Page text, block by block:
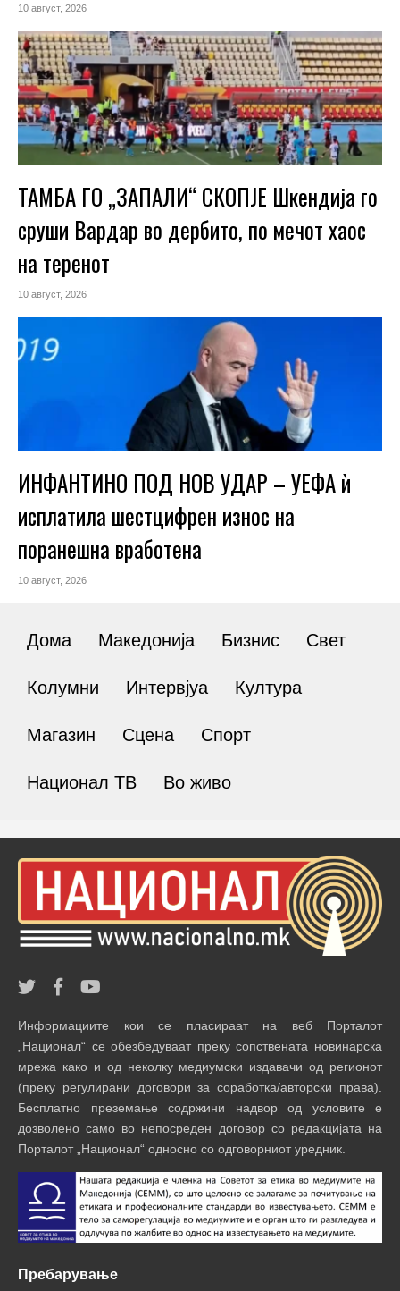
10 август, 2026
ТАМБА ГО „ЗАПАЛИ“ СКОПЈЕ Шкендија го
сруши Вардар во дербито, по мечот хаос
на теренот
10 август, 2026
ИНФАНТИНО ПОД НОВ УДАР – УЕФА ѝ
исплатила шестцифрен износ на
поранешна вработена
10 август, 2026
Дома Македонија Бизнис Свет
Колумни Интервјуа Култура
Магазин Сцена Спорт
Национал ТВ Во живо
Информациите кои се пласираат на веб Порталот
„Национал“ се обезбедуваат преку сопствената новинарска
мрежа како и од неколку медиумски издавачи од регионот
(преку регулирани договори за соработка/авторски права).
Бесплатно преземање содржини надвор од условите е
дозволено само во непосреден договор со редакцијата на
Порталот „Национал“ односно со одговорниот уредник.
Пребарување